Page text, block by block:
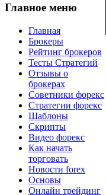
Главное меню
Главная
Брокеры
Рейтинг брокеров
Тесты Стратегий
Отзывы о
брокерах
Советники форекс
Стратегии форекс
Шаблоны
Скрипты
Видео форекс
Как начать
торговать
Новости forex
Основы
Онлайн трейдинг